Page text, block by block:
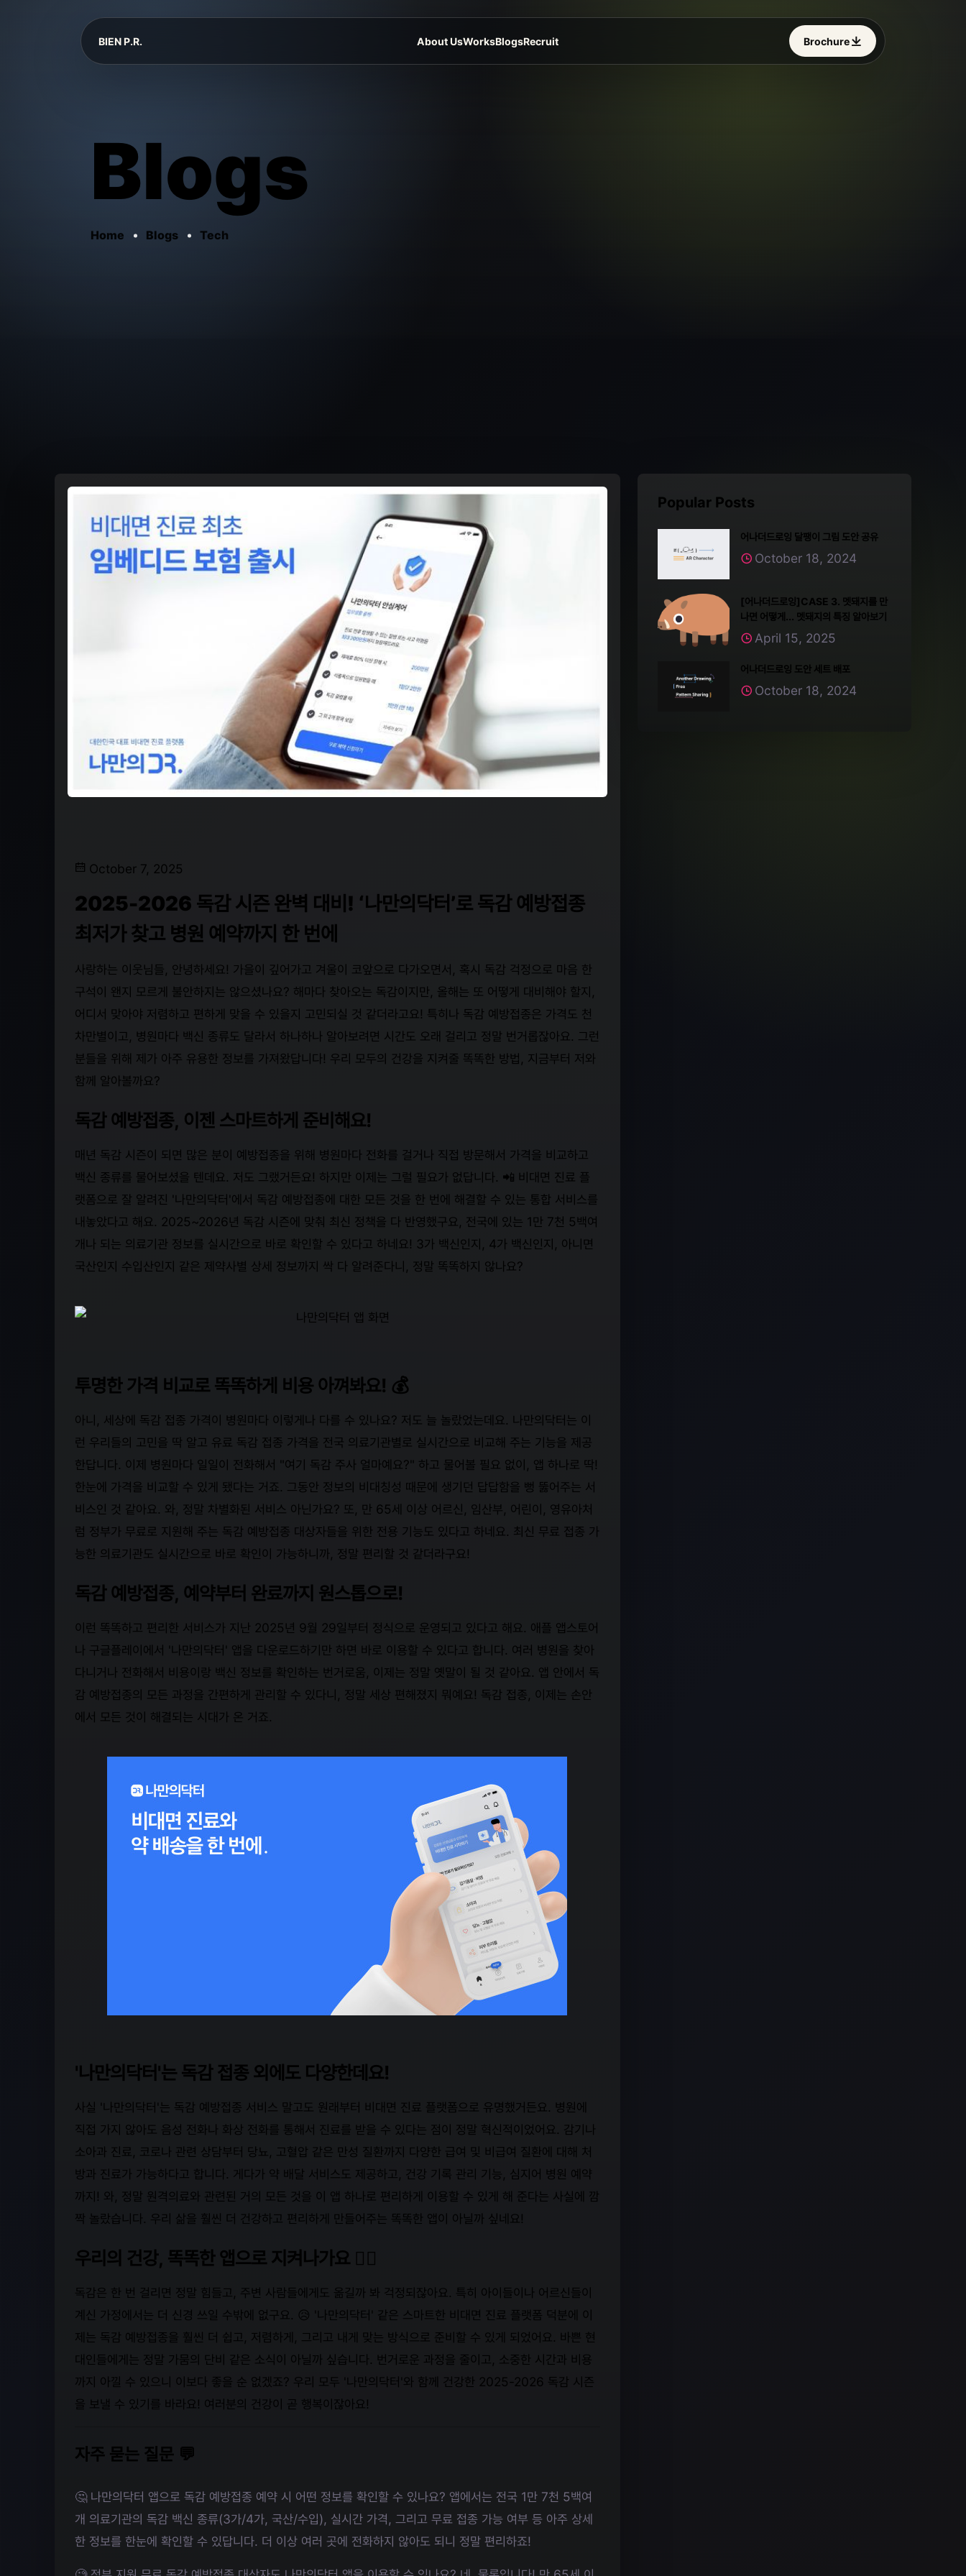
BIEN P.R. About UsWorksBlogsRecruit Brochure
Blogs
Home Blogs Tech
October 7, 2025
2025-2026 독감 시즌 완벽 대비! ‘나만의닥터’로 독감 예방접종
최저가 찾고 병원 예약까지 한 번에
사랑하는 이웃님들, 안녕하세요! 가을이 깊어가고 겨울이 코앞으로 다가오면서, 혹시 독감 걱정으로 마음 한
구석이 왠지 모르게 불안하지는 않으셨나요? 해마다 찾아오는 독감이지만, 올해는 또 어떻게 대비해야 할지,
어디서 맞아야 저렴하고 편하게 맞을 수 있을지 고민되실 것 같더라고요! 특히나 독감 예방접종은 가격도 천
차만별이고, 병원마다 백신 종류도 달라서 하나하나 알아보려면 시간도 오래 걸리고 정말 번거롭잖아요. 그런
분들을 위해 제가 아주 유용한 정보를 가져왔답니다! 우리 모두의 건강을 지켜줄 똑똑한 방법, 지금부터 저와
함께 알아볼까요?
독감 예방접종, 이젠 스마트하게 준비해요!
매년 독감 시즌이 되면 많은 분이 예방접종을 위해 병원마다 전화를 걸거나 직접 방문해서 가격을 비교하고
백신 종류를 물어보셨을 텐데요. 저도 그랬거든요! 하지만 이제는 그럴 필요가 없답니다. 📲 비대면 진료 플
랫폼으로 잘 알려진 '나만의닥터'에서 독감 예방접종에 대한 모든 것을 한 번에 해결할 수 있는 통합 서비스를
내놓았다고 해요. 2025~2026년 독감 시즌에 맞춰 최신 정책을 다 반영했구요, 전국에 있는 1만 7천 5백여
개나 되는 의료기관 정보를 실시간으로 바로 확인할 수 있다고 하네요! 3가 백신인지, 4가 백신인지, 아니면
국산인지 수입산인지 같은 제약사별 상세 정보까지 싹 다 알려준다니, 정말 똑똑하지 않나요?
투명한 가격 비교로 똑똑하게 비용 아껴봐요! 💰
아니, 세상에 독감 접종 가격이 병원마다 이렇게나 다를 수 있나요? 저도 늘 놀랐었는데요. 나만의닥터는 이
런 우리들의 고민을 딱 알고 유료 독감 접종 가격을 전국 의료기관별로 실시간으로 비교해 주는 기능을 제공
한답니다. 이제 병원마다 일일이 전화해서 "여기 독감 주사 얼마예요?" 하고 물어볼 필요 없이, 앱 하나로 딱!
한눈에 가격을 비교할 수 있게 됐다는 거죠. 그동안 정보의 비대칭성 때문에 생기던 답답함을 뻥 뚫어주는 서
비스인 것 같아요. 와, 정말 차별화된 서비스 아닌가요? 또, 만 65세 이상 어르신, 임산부, 어린이, 영유아처
럼 정부가 무료로 지원해 주는 독감 예방접종 대상자들을 위한 전용 기능도 있다고 하네요. 최신 무료 접종 가
능한 의료기관도 실시간으로 바로 확인이 가능하니까, 정말 편리할 것 같더라구요!
독감 예방접종, 예약부터 완료까지 원스톱으로!
이런 똑똑하고 편리한 서비스가 지난 2025년 9월 29일부터 정식으로 운영되고 있다고 해요. 애플 앱스토어
나 구글플레이에서 '나만의닥터' 앱을 다운로드하기만 하면 바로 이용할 수 있다고 합니다. 여러 병원을 찾아
다니거나 전화해서 비용이랑 백신 정보를 확인하는 번거로움, 이제는 정말 옛말이 될 것 같아요. 앱 안에서 독
감 예방접종의 모든 과정을 간편하게 관리할 수 있다니, 정말 세상 편해졌지 뭐예요! 독감 접종, 이제는 손안
에서 모든 것이 해결되는 시대가 온 거죠.
'나만의닥터'는 독감 접종 외에도 다양한데요!
사실 '나만의닥터'는 독감 예방접종 서비스 말고도 원래부터 비대면 진료 플랫폼으로 유명했거든요. 병원에
직접 가지 않아도 음성 전화나 화상 전화를 통해서 진료를 받을 수 있다는 점이 정말 혁신적이었어요. 감기나
소아과 진료, 코로나 관련 상담부터 당뇨, 고혈압 같은 만성 질환까지 다양한 급여 및 비급여 질환에 대해 처
방과 진료가 가능하다고 합니다. 게다가 약 배달 서비스도 제공하고, 건강 기록 관리 기능, 심지어 병원 예약
까지! 와, 정말 원격의료와 관련된 거의 모든 것을 이 앱 하나로 편리하게 이용할 수 있게 해 준다는 사실에 깜
짝 놀랐습니다. 우리 삶을 훨씬 더 건강하고 편리하게 만들어주는 똑똑한 앱이 아닐까 싶네요!
우리의 건강, 똑똑한 앱으로 지켜나가요 👩‍⚕️
독감은 한 번 걸리면 정말 힘들고, 주변 사람들에게도 옮길까 봐 걱정되잖아요. 특히 아이들이나 어르신들이
계신 가정에서는 더 신경 쓰일 수밖에 없구요. 😥 '나만의닥터' 같은 스마트한 비대면 진료 플랫폼 덕분에 이
제는 독감 예방접종을 훨씬 더 쉽고, 저렴하게, 그리고 내게 맞는 방식으로 준비할 수 있게 되었어요. 바쁜 현
대인들에게는 정말 가뭄의 단비 같은 소식이 아닐까 싶습니다. 번거로운 과정을 줄이고, 소중한 시간과 비용
까지 아낄 수 있으니 이보다 좋을 순 없겠죠? 우리 모두 '나만의닥터'와 함께 건강한 2025-2026 독감 시즌
을 보낼 수 있기를 바라요! 여러분의 건강이 곧 행복이잖아요!
자주 묻는 질문 💬
🤔 나만의닥터 앱으로 독감 예방접종 예약 시 어떤 정보를 확인할 수 있나요? 앱에서는 전국 1만 7천 5백여
개 의료기관의 독감 백신 종류(3가/4가, 국산/수입), 실시간 가격, 그리고 무료 접종 가능 여부 등 아주 상세
한 정보를 한눈에 확인할 수 있답니다. 더 이상 여러 곳에 전화하지 않아도 되니 정말 편리하죠!
Popular Posts
어나더드로잉 달팽이 그림 도안 공유
October 18, 2024
[어나더드로잉]CASE 3. 멧돼지를 만
나면 어떻게... 멧돼지의 특징 알아보기
April 15, 2025
어나더드로잉 도안 세트 배포
October 18, 2024